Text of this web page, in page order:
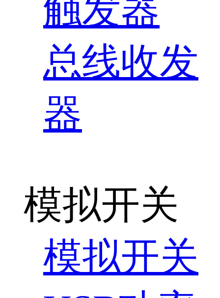
触发器
总线收发
器
模拟开关
模拟开关